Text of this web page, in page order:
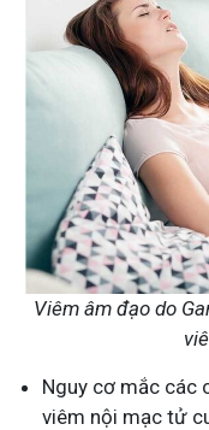
Viêm âm đạo do
Nguy cơ mắc các
viêm nội mạc tử